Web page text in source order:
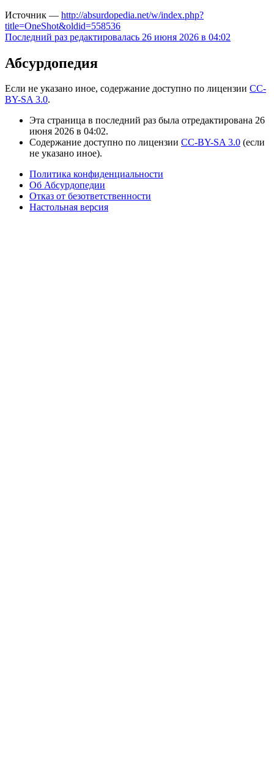
Источник — http://absurdopedia.net/w/index.php?
title=OneShot&oldid=558536
Последний раз редактировалась 26 июня 2026 в 04:02
Абсурдопедия
Если не указано иное, содержание доступно по лицензии CC-
BY-SA 3.0.
Эта страница в последний раз была отредактирована 26
июня 2026 в 04:02.
Содержание доступно по лицензии CC-BY-SA 3.0 (если
не указано иное).
Политика конфиденциальности
Об Абсурдопедии
Отказ от безответственности
Настольная версия